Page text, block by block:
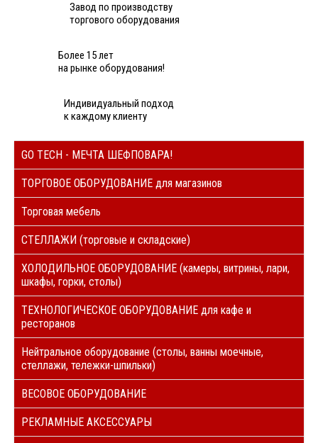
Завод по производству
торгового оборудования
Более 15 лет
на рынке оборудования!
Индивидуальный подход
к каждому клиенту
GO TECH - МЕЧТА ШЕФПОВАРА!
ТОРГОВОЕ ОБОРУДОВАНИЕ для магазинов
Торговая мебель
СТЕЛЛАЖИ (торговые и складские)
ХОЛОДИЛЬНОЕ ОБОРУДОВАНИЕ (камеры, витрины, лари,
шкафы, горки, столы)
ТЕХНОЛОГИЧЕСКОЕ ОБОРУДОВАНИЕ для кафе и
ресторанов
Нейтральное оборудование (столы, ванны моечные,
стеллажи, тележки-шпильки)
ВЕСОВОЕ ОБОРУДОВАНИЕ
РЕКЛАМНЫЕ АКСЕССУАРЫ